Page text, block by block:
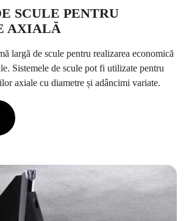
SCULE PENTRU
AXIALĂ
largă de scule pentru realizarea economică
Sistemele de scule pot fi utilizate pentru
axiale cu diametre și adâncimi variate.